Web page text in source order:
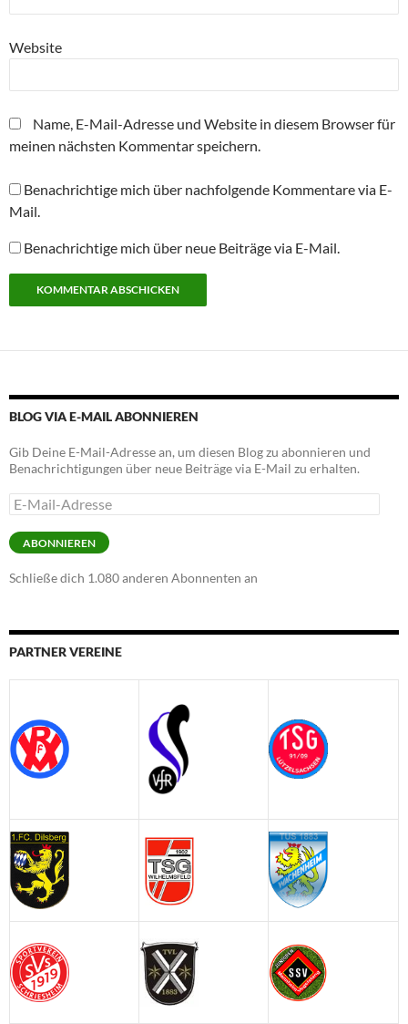
Website
Name, E-Mail-Adresse und Website in diesem Browser für
meinen nächsten Kommentar speichern.
Benachrichtige mich über nachfolgende Kommentare via E-
Mail.
Benachrichtige mich über neue Beiträge via E-Mail.
BLOG VIA E-MAIL ABONNIEREN
Gib Deine E-Mail-Adresse an, um diesen Blog zu abonnieren und
Benachrichtigungen über neue Beiträge via E-Mail zu erhalten.
E-
Mail-
Adresse
ABONNIEREN
Schließe dich 1.080 anderen Abonnenten an
PARTNER VEREINE